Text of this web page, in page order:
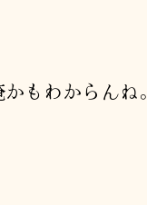
もわからんね。